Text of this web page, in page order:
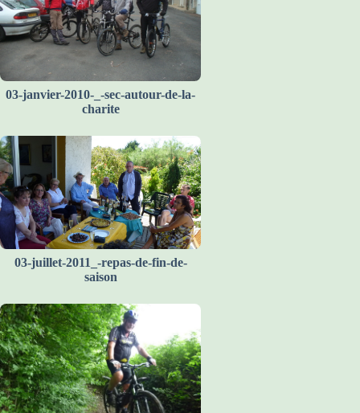
03-janvier-2010-_-sec-autour-de-la-
charite
03-juillet-2011_-repas-de-fin-de-
saison